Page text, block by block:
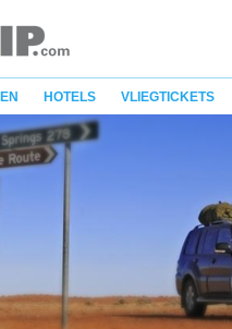
HOTELS VLIEGTICKETS